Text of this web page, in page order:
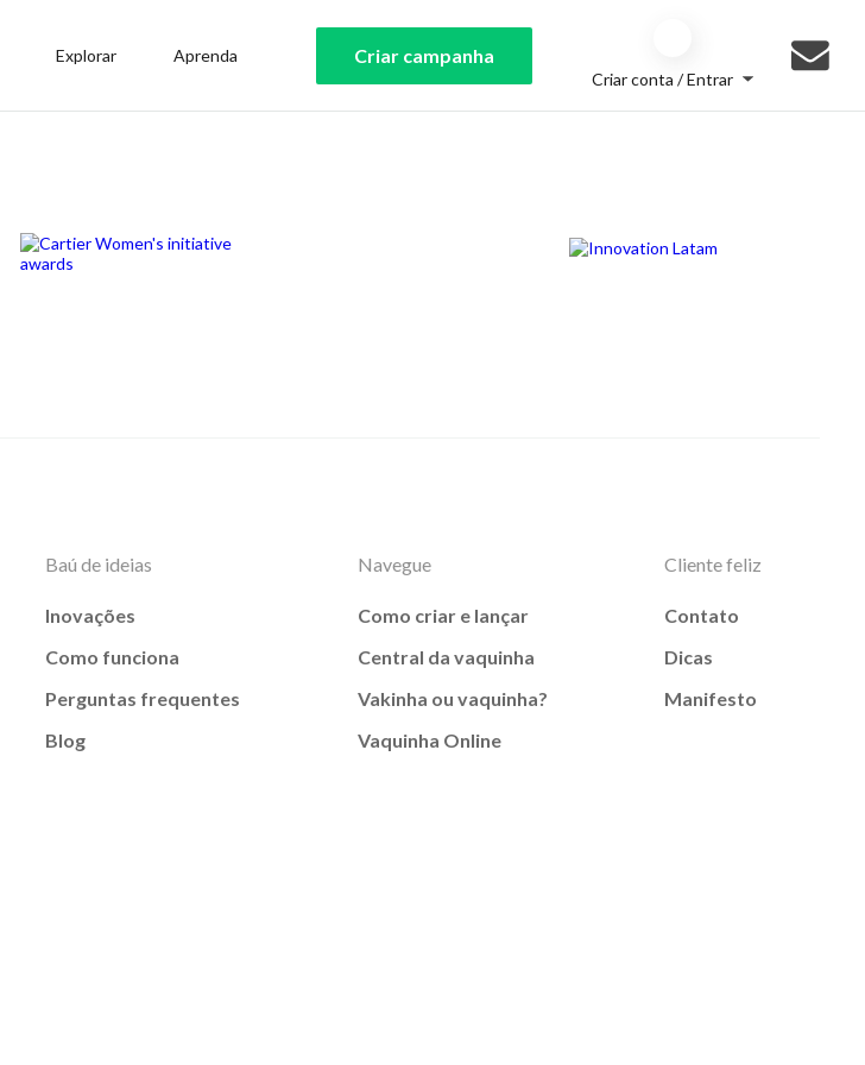
Explorar Aprenda Criar campanha
Criar conta / Entrar
Baú de ideias
Inovações
Como funciona
Perguntas frequentes
Blog
Navegue
Como criar e lançar
Central da vaquinha
Vakinha ou vaquinha?
Vaquinha Online
Cliente feliz
Contato
Dicas
Manifesto